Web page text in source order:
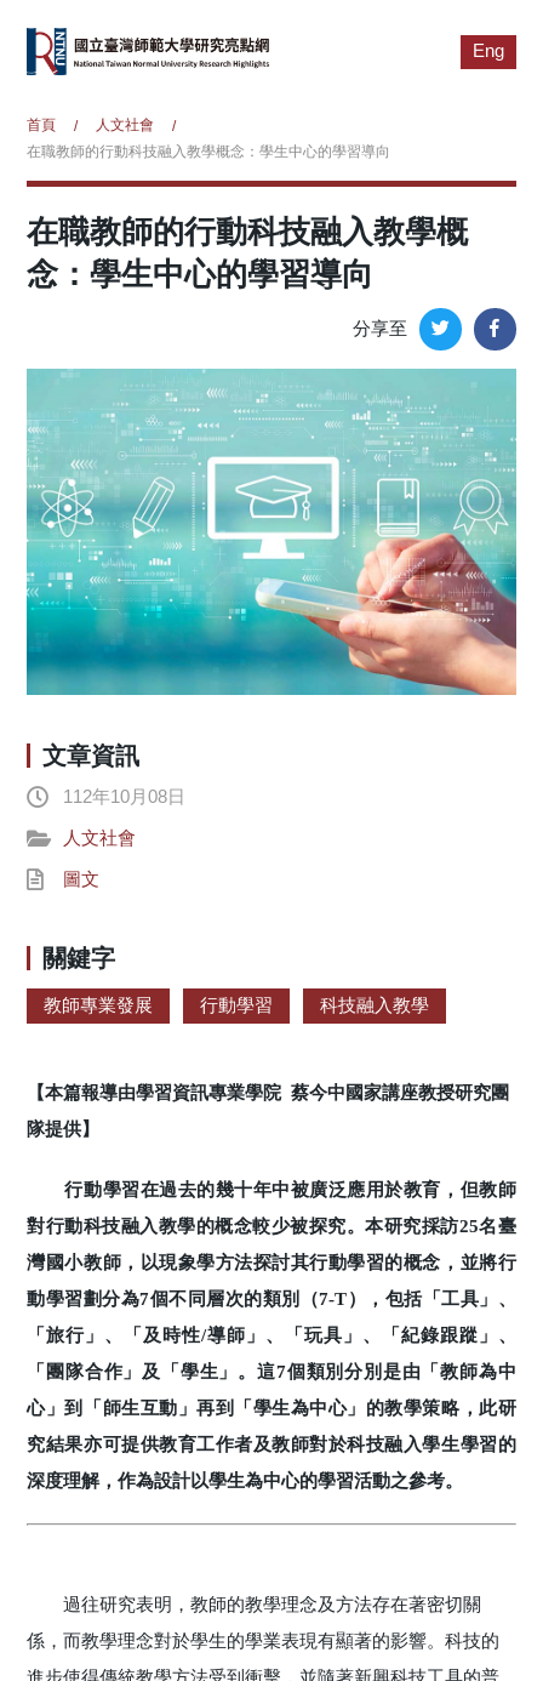
Eng
首頁 / 人文社會
/
在職教師的行動科技融入教學概念：學生中心的學習導向
在職教師的行動科技融入教學概
念：學生中心的學習導向
分享至
文章資訊
112年10月08日
人文社會
圖文
關鍵字
教師專業發展 行動學習 科技融入教學
【本篇報導由學習資訊專業學院 蔡今中國家講座教授研究團
隊提供】
行動學習在過去的幾十年中被廣泛應用於教育，但教師
對行動科技融入教學的概念較少被探究。本研究採訪25名臺
灣國小教師，以現象學方法探討其行動學習的概念，並將行
動學習劃分為7個不同層次的類別（7-T），包括「工具」、
「旅行」、「及時性/導師」、「玩具」、「紀錄跟蹤」、
「團隊合作」及「學生」。這7個類別分別是由「教師為中
心」到「師生互動」再到「學生為中心」的教學策略，此研
究結果亦可提供教育工作者及教師對於科技融入學生學習的
深度理解，作為設計以學生為中心的學習活動之參考。
過往研究表明，教師的教學理念及方法存在著密切關
係，而教學理念對於學生的學業表現有顯著的影響。科技的
進步使得傳統教學方法受到衝擊，並隨著新興科技工具的普